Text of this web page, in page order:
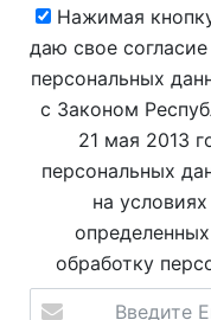
Нажимая
даю свое
персональных
с Законом
21 мая 2013
персональных
на
обработку